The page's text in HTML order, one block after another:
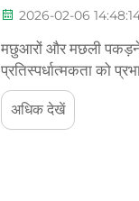
2026-02-06
मछुआरों और मछली पकड़ने
प्रतिस्पर्धात्मकता को
विश्वसनीय रील OEM
अधिक देखें